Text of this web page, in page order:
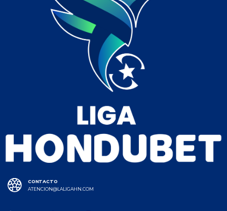
CONTACTO
ATENCION@LALIGAHN.COM